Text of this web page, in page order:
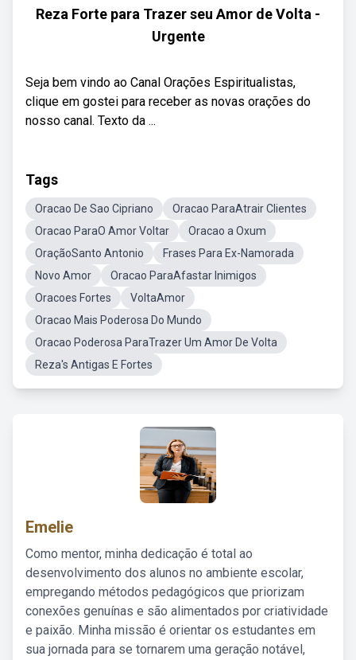
Reza Forte para Trazer seu Amor de Volta -
Urgente
Seja bem vindo ao Canal Orações Espiritualistas,
clique em gostei para receber as novas orações do
nosso canal. Texto da ...
Tags
Oracao De Sao Cipriano
Oracao ParaAtrair Clientes
Oracao ParaO Amor Voltar
Oracao a Oxum
OraçãoSanto Antonio
Frases Para Ex-Namorada
Novo Amor
Oracao ParaAfastar Inimigos
Oracoes Fortes
VoltaAmor
Oracao Mais Poderosa Do Mundo
Oracao Poderosa ParaTrazer Um Amor De Volta
Reza's Antigas E Fortes
Emelie
Como mentor, minha dedicação é total ao
desenvolvimento dos alunos no ambiente escolar,
empregando métodos pedagógicos que priorizam
conexões genuínas e são alimentados por criatividade
e paixão. Minha missão é orientar os estudantes em
sua jornada para se tornarem uma geração notável,